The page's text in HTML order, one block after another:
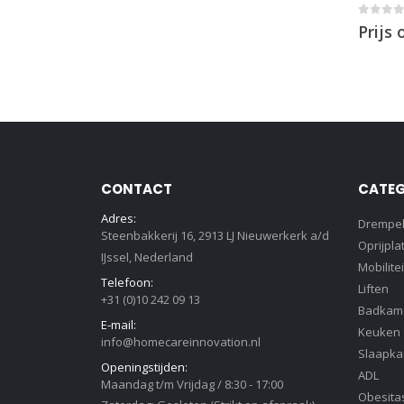
out
Prijs
CONTACT
Adres:
Steenbakkerij 16, 2913 LJ Nieuwerkerk a/d
IJssel, Nederland
Telefoon:
+31 (0)10 242 09 13
E-mail:
info@homecareinnovation.nl
Openingstijden:
Maandag t/m Vrijdag / 8:30 - 17:00
Liften
Keuken
ADL